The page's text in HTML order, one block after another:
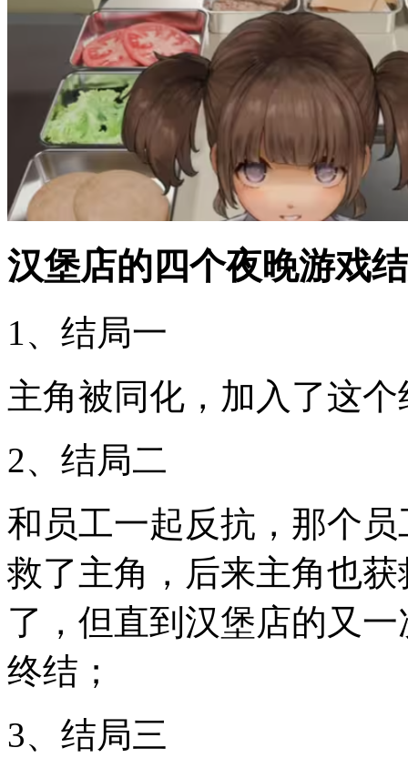
汉堡店的四个夜晚游戏
1、结局一
主角被同化，加入了这
2、结局二
和员工一起反抗，那个
救了主角，后来主角也
了，但直到汉堡店的又
终结；
3、结局三